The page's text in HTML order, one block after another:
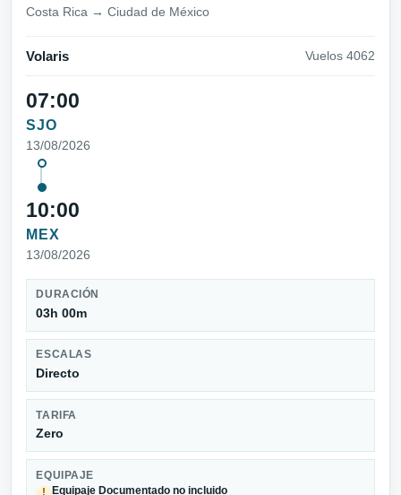
Costa Rica → Ciudad de México
Volaris Vuelos 4062
07:00
SJO
13/08/2026
10:00
MEX
13/08/2026
DURACIÓN
03h 00m
ESCALAS
Directo
TARIFA
Zero
EQUIPAJE
!
Equipaje Documentado no incluido